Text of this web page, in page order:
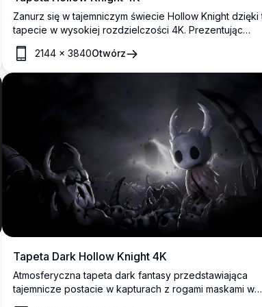
Zanurz się w tajemniczym świecie Hollow Knight dzięki
tapecie w wysokiej rozdzielczości 4K. Prezentując
ikoniczną postać w mrocznym, atmosferycznym
ta tapeta uchwyca niesamowite piękno i tajemnicę gry.
Idealna dla fanów, którzy chcą wprowadzić odrobinę
2144 ×3840Otwórz
Tapeta Dark Hollow Knight 4K
Atmosferyczna tapeta dark fantasy przedstawiająca
tajemnicze postacie w kapturach z rogami maskami w